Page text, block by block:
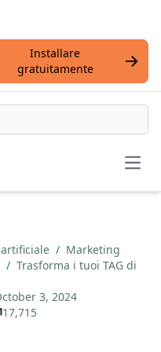
Installare
gratuitamente
/ Marketing
/ Trasforma i tuoi TAG di
3, 2024
17,715